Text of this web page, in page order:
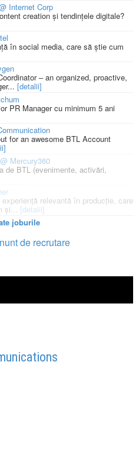
Internet Corp
creation și tendințele digitale?
în social media, care să știe cum
– an organized, proactive,
[detalii]
PR Manager cu minimum 5 ani
for an awesome BTL Account
Mercury360
de BTL (evenimente, activări,
relevantă în producție, care
și... [detalii]
joburile
de recrutare